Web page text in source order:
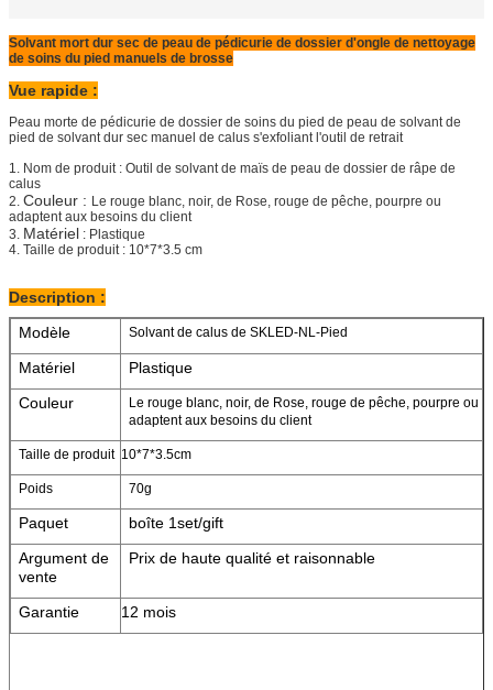
Solvant mort dur sec de peau de pédicurie de dossier d'ongle de nettoyage
de soins du pied manuels de brosse
Vue rapide :
Peau morte de pédicurie de dossier de soins du pied de peau de solvant de
pied de solvant dur sec manuel de calus s'exfoliant l'outil de retrait
1. Nom de produit : Outil de solvant de maïs de peau de dossier de râpe de
calus
2. Couleur : Le rouge blanc, noir, de Rose, rouge de pêche, pourpre ou
adaptent aux besoins du client
3. Matériel : Plastique
4. Taille de produit : 10*7*3.5 cm
Description :
Modèle
Solvant de calus de SKLED-NL-Pied
Matériel
Plastique
Couleur
Le rouge blanc, noir, de Rose, rouge de pêche, pourpre ou
adaptent aux besoins du client
Taille de produit 10*7*3.5cm
Poids 70g
Paquet
boîte 1set/gift
Argument de
vente
Prix de haute qualité et raisonnable
Garantie 12 mois